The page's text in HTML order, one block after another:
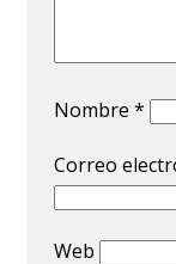
Nombre*
Correo
Web